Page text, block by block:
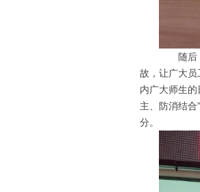
随后，
故，让广大
内广大师生
主、防消结
分。